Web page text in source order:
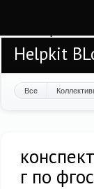
Helpkit
Все
г по фгос